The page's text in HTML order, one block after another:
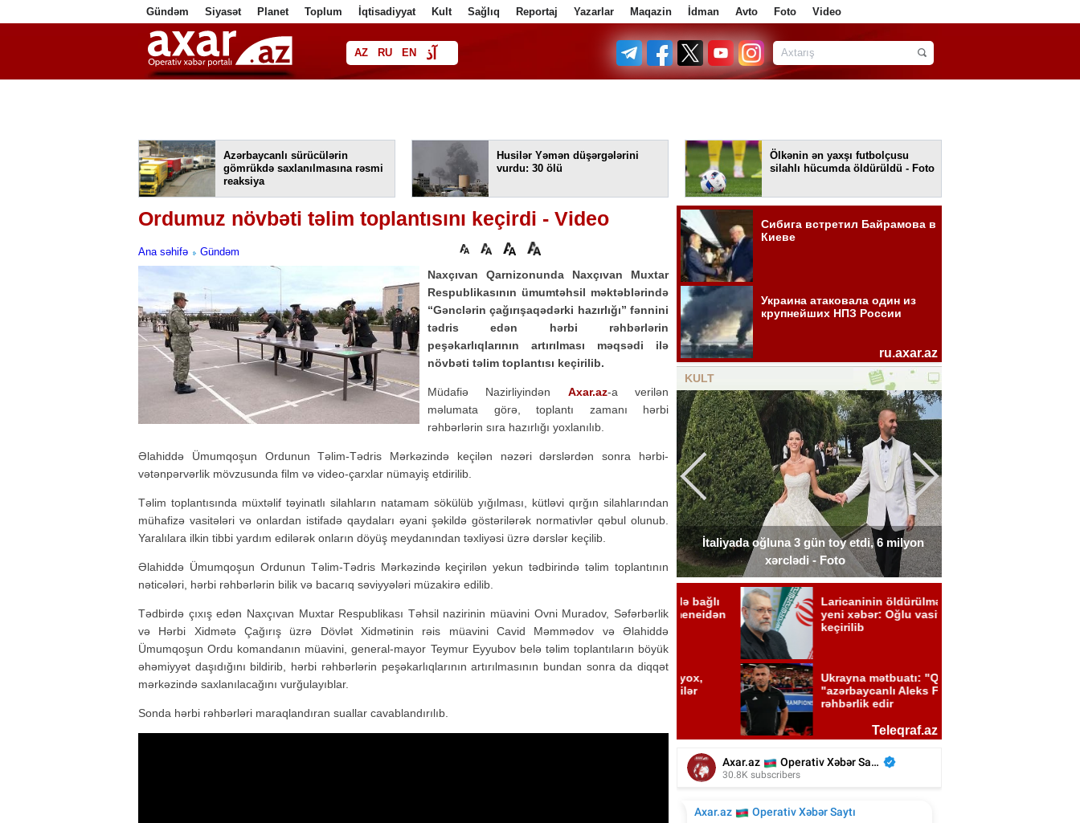
Gündəm Siyasət Planet Toplum İqtisadiyyat Kult Sağlıq Reportaj Yazarlar Maqazin İdman Avto Foto Video
AZ RU EN آذ
فا
Azərbaycanlı sürücülərin
gömrükdə saxlanılmasına rəsmi
reaksiya
Husilər Yəmən düşərgələrini
vurdu: 30 ölü
Ölkənin ən yaxşı futbolçusu
silahlı hücumda öldürüldü - Foto
Ordumuz növbəti təlim toplantısını keçirdi - Video
Ana səhifə Gündəm
Naxçıvan Qarnizonunda Naxçıvan Muxtar
Respublikasının ümumtəhsil məktəblərində
“Gənclərin çağırışaqədərki hazırlığı” fənnini
tədris edən hərbi rəhbərlərin
peşəkarlıqlarının artırılması məqsədi ilə
növbəti təlim toplantısı keçirilib.
Müdafiə Nazirliyindən Axar.az-a verilən
məlumata görə, toplantı zamanı hərbi
rəhbərlərin sıra hazırlığı yoxlanılıb.
Əlahiddə Ümumqoşun Ordunun Təlim-Tədris Mərkəzində keçilən nəzəri dərslərdən sonra hərbi-
vətənpərvərlik mövzusunda film və video-çarxlar nümayiş etdirilib.
Təlim toplantısında müxtəlif təyinatlı silahların natamam sökülüb yığılması, kütləvi qırğın silahlarından
mühafizə vasitələri və onlardan istifadə qaydaları əyani şəkildə göstərilərək normativlər qəbul olunub.
Yaralılara ilkin tibbi yardım edilərək onların döyüş meydanından təxliyəsi üzrə dərslər keçilib.
Əlahiddə Ümumqoşun Ordunun Təlim-Tədris Mərkəzində keçirilən yekun tədbirində təlim toplantının
nəticələri, hərbi rəhbərlərin bilik və bacarıq səviyyələri müzakirə edilib.
Tədbirdə çıxış edən Naxçıvan Muxtar Respublikası Təhsil nazirinin müavini Ovni Muradov, Səfərbərlik
və Hərbi Xidmətə Çağırış üzrə Dövlət Xidmətinin rəis müavini Cavid Məmmədov və Əlahiddə
Ümumqoşun Ordu komandanın müavini, general-mayor Teymur Eyyubov belə təlim toplantıların böyük
əhəmiyyət daşıdığını bildirib, hərbi rəhbərlərin peşəkarlıqlarının artırılmasının bundan sonra da diqqət
mərkəzində saxlanılacağını vurğulayıblar.
Sonda hərbi rəhbərləri maraqlandıran suallar cavablandırılıb.
KULT
Elçinin Fəxri xiyabandakı qəbirüstü abidəsi -
Foto
İtaliyada oğluna 3 gün toy etdi, 6 milyon
xərclədi - Foto
İtaliyada oğluna 3 gün toy etdi, 6 milyon